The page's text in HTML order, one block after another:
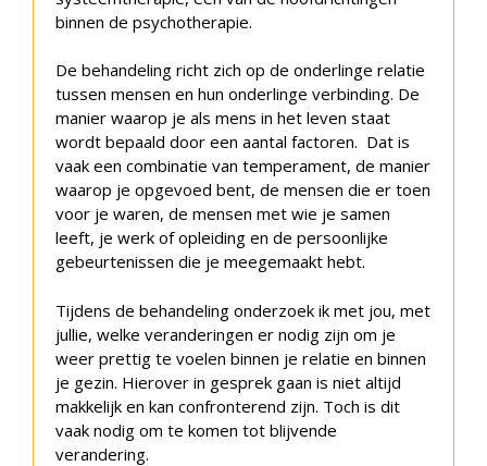
binnen de psychotherapie.
De behandeling richt zich op de onderlinge relatie
tussen mensen en hun onderlinge verbinding. De
manier waarop je als mens in het leven staat
wordt bepaald door een aantal factoren. Dat is
vaak een combinatie van temperament, de manier
waarop je opgevoed bent, de mensen die er toen
voor je waren, de mensen met wie je samen
leeft, je werk of opleiding en de persoonlijke
gebeurtenissen die je meegemaakt hebt.
Tijdens de behandeling onderzoek ik met jou, met
jullie, welke veranderingen er nodig zijn om je
weer prettig te voelen binnen je relatie en binnen
je gezin. Hierover in gesprek gaan is niet altijd
makkelijk en kan confronterend zijn. Toch is dit
vaak nodig om te komen tot blijvende
verandering.